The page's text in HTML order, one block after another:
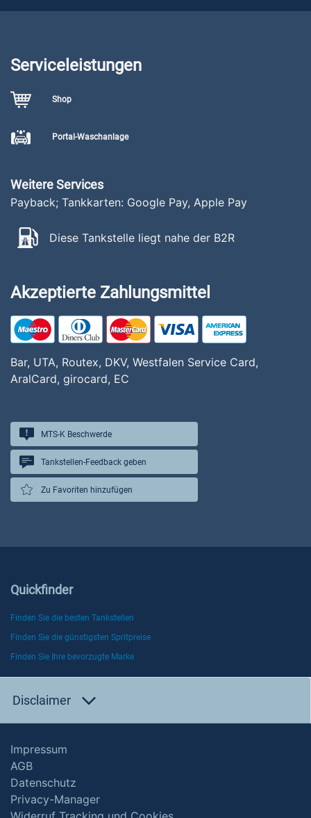
Serviceleistungen
Shop
Portal-Waschanlage
Weitere Services
Payback; Tankkarten: Google Pay, Apple Pay
Diese Tankstelle liegt nahe der B2R
Akzeptierte Zahlungsmittel
Bar, UTA, Routex, DKV, Westfalen Service Card,
AralCard, girocard, EC
MTS-K Beschwerde
Tankstellen-Feedback geben
Zu Favoriten hinzufügen
Quickfinder
Finden Sie die besten Tankstellen
Finden Sie die günstigsten Spritpreise
Finden Sie Ihre bevorzugte Marke
Disclaimer
Impressum
AGB
Datenschutz
Privacy-Manager